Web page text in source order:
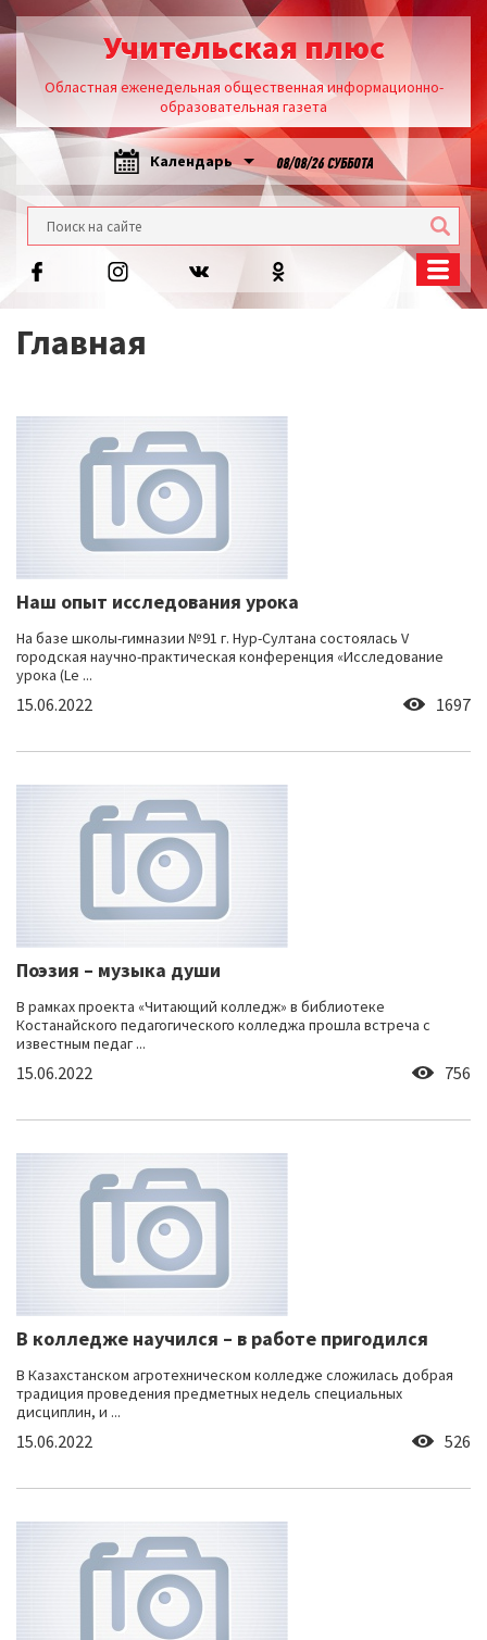
Учительская плюс
Областная еженедельная общественная информационно-
образовательная газета
Календарь 08/08/26 СУББОТА
Главная
Наш опыт исследования урока
На базе школы-гимназии №91 г. Нур-Султана состоялась V
городская научно-практическая конференция «Исследование
урока (Le ...
15.06.2022 1697
Поэзия – музыка души
В рамках проекта «Читающий колледж» в библиотеке
Костанайского педагогического колледжа прошла встреча с
известным педаг ...
15.06.2022 756
В колледже научился – в работе пригодился
В Казахстанском агротехническом колледже сложилась добрая
традиция проведения предметных недель специальных
дисциплин, и ...
15.06.2022 526